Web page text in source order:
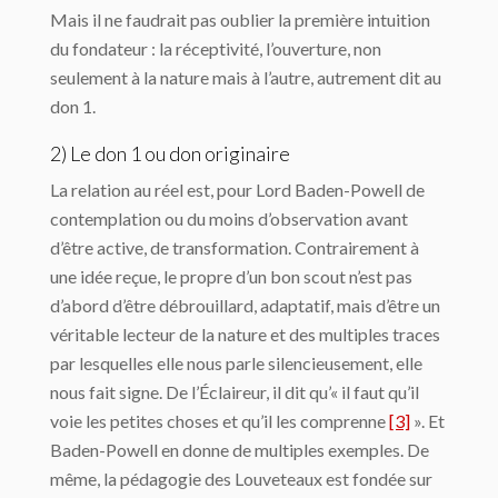
Mais il ne faudrait pas oublier la première intuition
du fondateur : la réceptivité, l’ouverture, non
seulement à la nature mais à l’autre, autrement dit au
don 1.
2) Le don 1 ou don originaire
La relation au réel est, pour Lord Baden-Powell de
contemplation ou du moins d’observation avant
d’être active, de transformation. Contrairement à
une idée reçue, le propre d’un bon scout n’est pas
d’abord d’être débrouillard, adaptatif, mais d’être un
véritable lecteur de la nature et des multiples traces
par lesquelles elle nous parle silencieusement, elle
nous fait signe. De l’Éclaireur, il dit qu’« il faut qu’il
voie les petites choses et qu’il les comprenne[3] ». Et
Baden-Powell en donne de multiples exemples. De
même, la pédagogie des Louveteaux est fondée sur